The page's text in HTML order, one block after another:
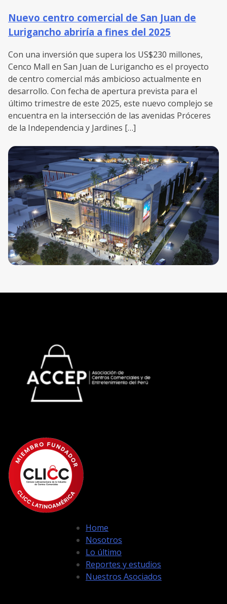
Nuevo centro comercial de San Juan de
Lurigancho abriría a fines del 2025
Con una inversión que supera los US$230 millones,
Cenco Mall en San Juan de Lurigancho es el proyecto
de centro comercial más ambicioso actualmente en
desarrollo. Con fecha de apertura prevista para el
último trimestre de este 2025, este nuevo complejo se
encuentra en la intersección de las avenidas Próceres
de la Independencia y Jardines […]
Home
Nosotros
Lo último
Reportes y estudios
Nuestros Asociados